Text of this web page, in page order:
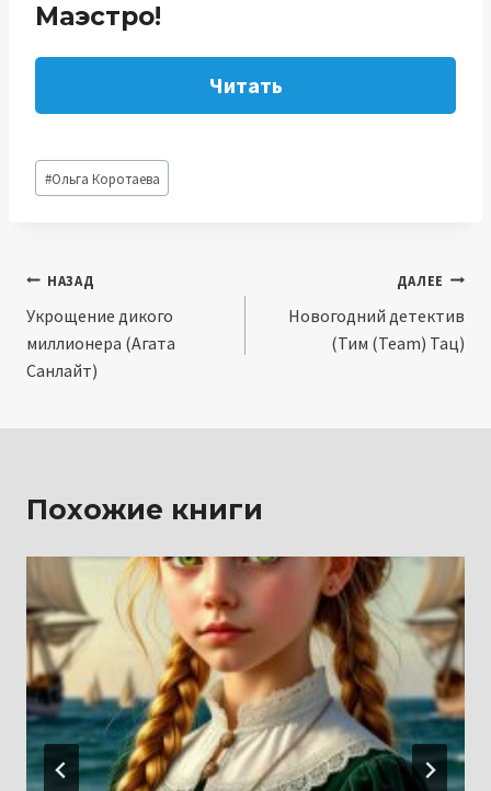
Маэстро!
Читать
Метки
записи:
#Ольга Коротаева
Навигация
по
записям
НАЗАД
Укрощение дикого
миллионера (Агата
Санлайт)
ДАЛЕЕ
Новогодний детектив
(Тим (Team) Тац)
Похожие книги